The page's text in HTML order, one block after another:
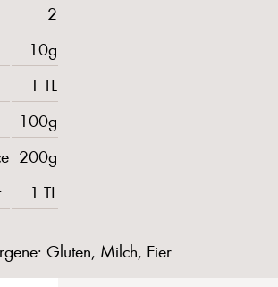
2
10g
1 TL
100g
200g
1 TL
Gluten, Milch, Eier